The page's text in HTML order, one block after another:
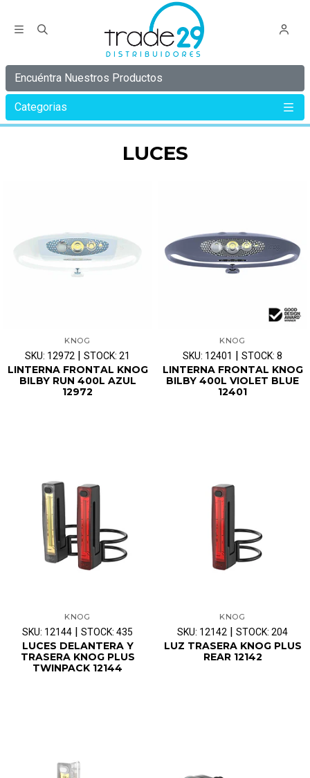
Encuéntra Nuestros Productos
Categorias
LUCES
KNOG
SKU: 12972 | STOCK: 21
LINTERNA FRONTAL KNOG
BILBY RUN 400L AZUL
12972
KNOG
SKU: 12401 | STOCK: 8
LINTERNA FRONTAL KNOG
BILBY 400L VIOLET BLUE
12401
KNOG
SKU: 12144 | STOCK: 435
LUCES DELANTERA Y
TRASERA KNOG PLUS
TWINPACK 12144
KNOG
SKU: 12142 | STOCK: 204
LUZ TRASERA KNOG PLUS
REAR 12142